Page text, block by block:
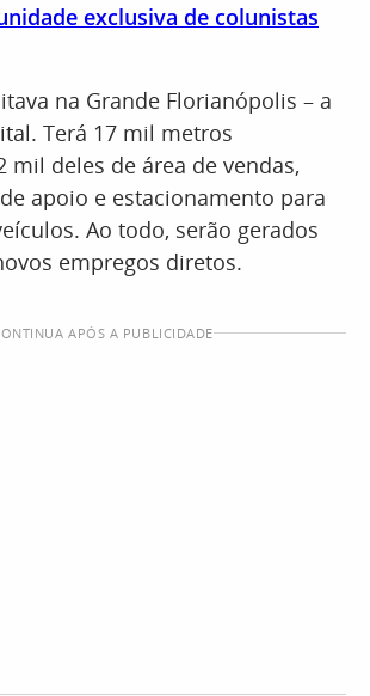
exclusiva de colunistas
na Grande Florianópolis – a
Terá 17 mil metros
mil deles de área de vendas,
apoio e estacionamento para
Ao todo, serão gerados
empregos diretos.
APÓS A PUBLICIDADE